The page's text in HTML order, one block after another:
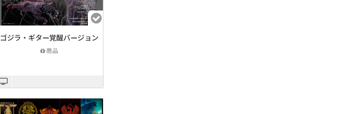
ゴジラ・ギター覚醒バージョン
商品